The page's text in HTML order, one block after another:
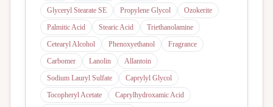
Glyceryl Stearate SE
Propylene Glycol
Ozokerite
Palmitic Acid
Stearic Acid
Triethanolamine
Cetearyl Alcohol
Phenoxyethanol
Fragrance
Carbomer
Lanolin
Allantoin
Sodium Lauryl Sulfate
Caprylyl Glycol
Tocopheryl Acetate
Caprylhydroxamic Acid